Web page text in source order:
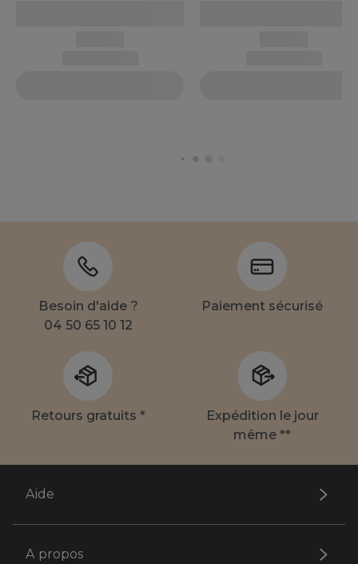
Besoin d'aide ?
04 50 65 10 12
Paiement sécurisé
Retours gratuits *
Expédition le jour
même **
Aide
A propos